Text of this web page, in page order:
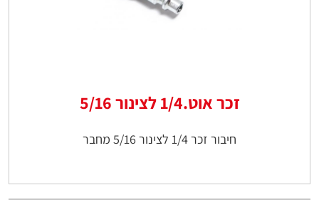
זכר אוט.1/4 לצינור 5/16
חיבור זכר 1/4 לצינור 5/16 מחבר